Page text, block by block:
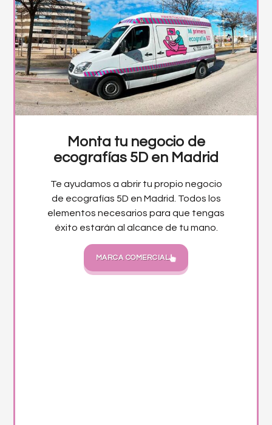
Monta tu negocio de
ecografías 5D en Madrid
Te ayudamos a abrir tu propio negocio
de ecografías 5D en Madrid. Todos los
elementos necesarios para que tengas
éxito estarán al alcance de tu mano.
MARCA COMERCIAL